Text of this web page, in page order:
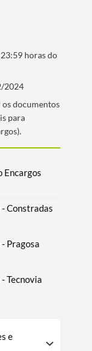
23:59 horas do
2024
documentos
para
Encargos
Constradas
Pragosa
Tecnovia
e